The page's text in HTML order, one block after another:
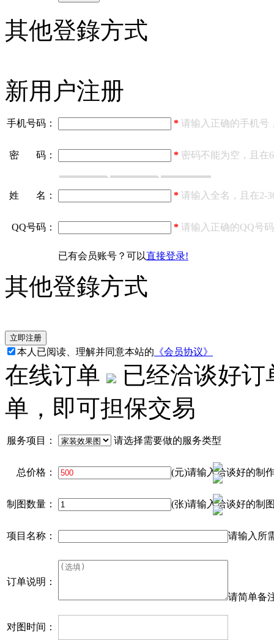
其他登錄方式
新用户注册
手机号码： * 请输入正确的手机号
密 码： * 密码不能为空，且在
姓 名： * 请输入全名，且在2-
QQ号码： * 请输入正确的QQ号
已有会员账号？可以直接登录!
其他登錄方式
本人已阅读、理解并同意本站的 《会员协议》
在线订单
已经洽谈好
单，即可担保交易
服务项目： 请选择需要做的服务类型
总价格： (元)请输入洽谈好的制
制图数量： (张)请输入洽谈好的制
项目名称： 请输入所
订单说明：
请简单备
对图时间：